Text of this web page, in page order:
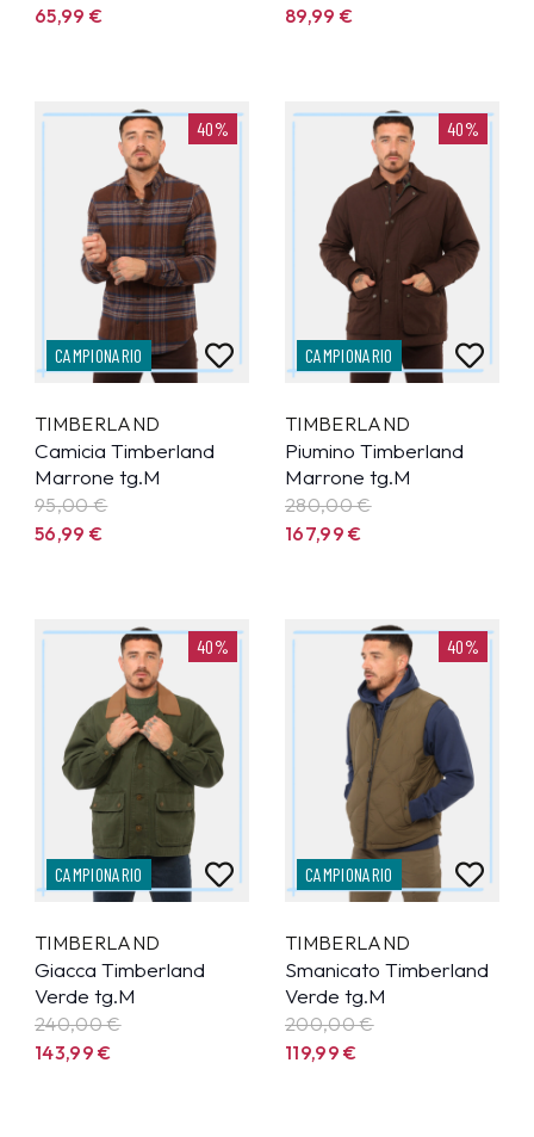
65,99€
89,99€
40%
CAMPIONARIO
TIMBERLAND
Camicia Timberland
Marrone tg.M
95,00 €
56,99€
40%
CAMPIONARIO
TIMBERLAND
Piumino Timberland
Marrone tg.M
280,00 €
167,99€
40%
CAMPIONARIO
TIMBERLAND
Giacca Timberland
Verde tg.M
240,00 €
143,99€
40%
CAMPIONARIO
TIMBERLAND
Smanicato Timberland
Verde tg.M
200,00 €
119,99€